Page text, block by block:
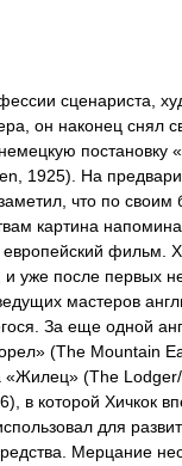
сценариста,
он наконец снял
постановку
1925). На
что по своим
картина
фильм.
и уже после первых
мастеров
За еще одной
(The Mountain
«Жилец» (The
в которой Хичкок
для
Мерцание